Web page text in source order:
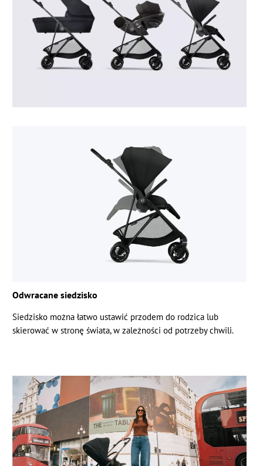
Odwracane siedzisko
Siedzisko można łatwo ustawić przodem do rodzica lub
skierować w stronę świata, w zależności od potrzeby chwili.